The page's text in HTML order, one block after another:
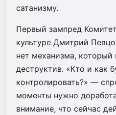
сатанизму.
Первый зампред
культуре Дмитрий
нет механизма, который
деструктив. «Кто и как
контролировать?» —
моменты нужно
внимание, что сейчас